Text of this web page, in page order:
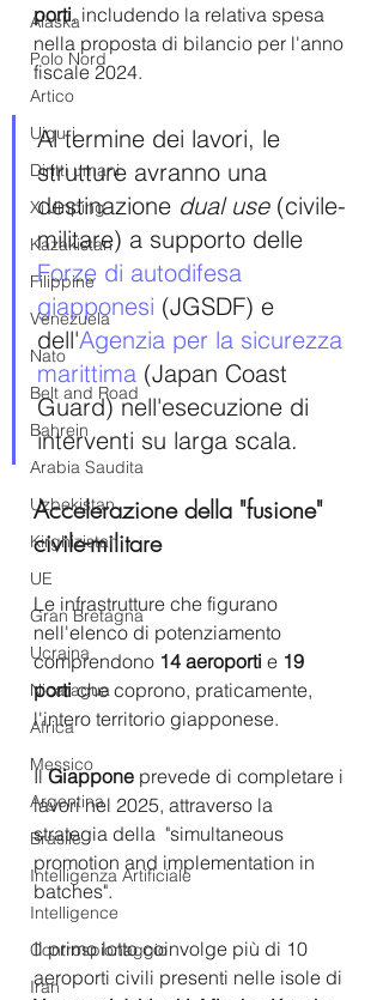
Alaska
Polo Nord
Artico
Uiguri
Diritti umani
Xi Jinping
Kazakistan
Filippine
Venezuela
Nato
Belt and Road
Bahrein
Arabia Saudita
Uzbekistan
Kirghizistan
UE
Gran Bretagna
Ucraina
Nicaragua
Africa
Messico
Argentina
Brasile
Intelligenza Artificiale
Intelligence
Controspionaggio
Iran
porti, includendo la relativa spesa
nella proposta di bilancio per l'anno
fiscale 2024.
Al termine dei lavori, le
strutture avranno una
destinazione dual use (civile-
militare) a supporto delle
Forze di autodifesa
giapponesi (JGSDF) e
dell'Agenzia per la sicurezza
marittima (Japan Coast
Guard) nell'esecuzione di
interventi su larga scala.
Accelerazione della "fusione"
civile-militare
Le infrastrutture che figurano
nell'elenco di potenziamento
comprendono 14 aeroporti e 19
porti che coprono, praticamente,
l'intero territorio giapponese.
Il Giappone prevede di completare i
lavori nel 2025, attraverso la
strategia della  "simultaneous
promotion and implementation in
batches".
Il primo lotto coinvolge più di 10
aeroporti civili presenti nelle isole di